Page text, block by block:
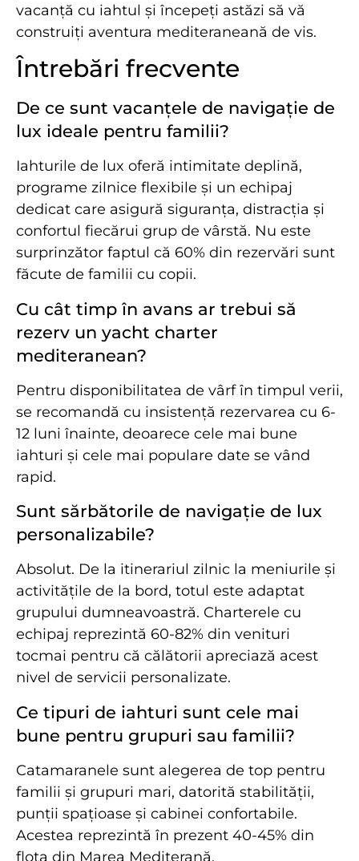
vacanță cu iahtul și începeți astăzi să vă
construiți aventura mediteraneană de vis.
Întrebări frecvente
De ce sunt vacanțele de navigație de
lux ideale pentru familii?
Iahturile de lux oferă intimitate deplină,
programe zilnice flexibile și un echipaj
dedicat care asigură siguranța, distracția și
confortul fiecărui grup de vârstă. Nu este
surprinzător faptul că 60% din rezervări sunt
făcute de familii cu copii.
Cu cât timp în avans ar trebui să
rezerv un yacht charter
mediteranean?
Pentru disponibilitatea de vârf în timpul verii,
se recomandă cu insistență rezervarea cu 6-
12 luni înainte, deoarece cele mai bune
iahturi și cele mai populare date se vând
rapid.
Sunt sărbătorile de navigație de lux
personalizabile?
Absolut. De la itinerariul zilnic la meniurile și
activitățile de la bord, totul este adaptat
grupului dumneavoastră. Charterele cu
echipaj reprezintă 60-82% din venituri
tocmai pentru că călătorii apreciază acest
nivel de servicii personalizate.
Ce tipuri de iahturi sunt cele mai
bune pentru grupuri sau familii?
Catamaranele sunt alegerea de top pentru
familii și grupuri mari, datorită stabilității,
punții spațioase și cabinei confortabile.
Acestea reprezintă în prezent 40-45% din
flota din Marea Mediterană.